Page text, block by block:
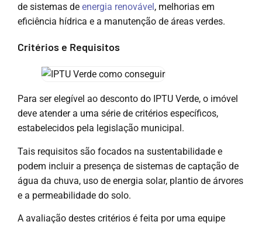
de sistemas de energia renovável, melhorias em
eficiência hídrica e a manutenção de áreas verdes.
Critérios e Requisitos
Para ser elegível ao desconto do IPTU Verde, o imóvel
deve atender a uma série de critérios específicos,
estabelecidos pela legislação municipal.
Tais requisitos são focados na sustentabilidade e
podem incluir a presença de sistemas de captação de
água da chuva, uso de energia solar, plantio de árvores
e a permeabilidade do solo.
A avaliação destes critérios é feita por uma equipe